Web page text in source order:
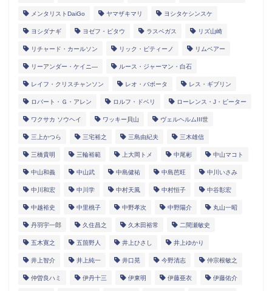
メンタリストDaiGo ヤマザキマリ ヨシタケシンスケ
ヨシダナギ ヨゼフ・ピタウ ラスベガス リズ山崎
リチャード・カールソン リック・ピティーノ リムベアー
リーアンダー・ケイニ― ルース・ジャーマン・白石
レイフ・クリスチャンソン レオ・バボータ レス・ギブリン
ロバート・Ｇ・アレン ロルフ・ドベリ ローレンス・J・ピーター
ワクサカ ソウヘイ ワッキー貝山 ヴェルヘルムIII世
三上かつら 三宅裕之 三島由紀夫 三木雄信
三橋貴明 三輪裕範 上大岡トメ 中尾彬 中山マコト
中山和義 中山武 中島健祐 中島芭旺 中川いさみ
中川和宏 中川学 中村天風 中村恒子 中谷彰宏
中越裕史 中里桃子 中野孝次 中野陽介 丸山一昭
丹羽宇一郎 久住昌之 久木田裕常 二間瀬敏史
五木寛之 五箇野人 井上ひさし 井上ゆかり
井上智介 井上純一 井口晃 今野清志 仲宗根敏之
仲曽良ハミ 伊丹十三 伊東明 伊藤亜衣 伊藤佑介